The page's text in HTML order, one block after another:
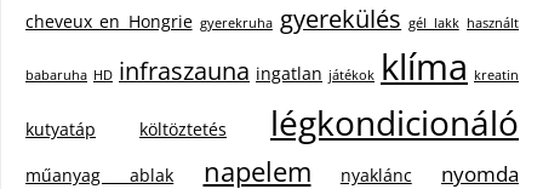
cheveux en Hongrie gyerekruha gyerekülés gél lakk használt
babaruha HD infraszauna ingatlan játékok klíma kreatin
kutyatáp költöztetés légkondicionáló
műanyag ablak napelem nyaklánc nyomda